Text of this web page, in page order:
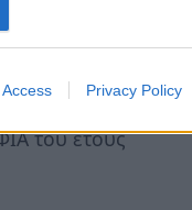
Privacy Policy
του έτους